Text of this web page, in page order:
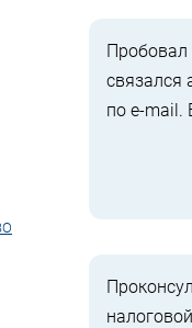
Пробовал
связался
по e-mail.